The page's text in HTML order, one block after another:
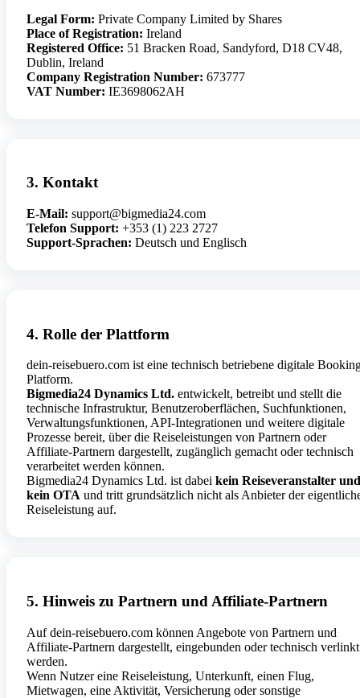
Legal Form: Private Company Limited by Shares
Place of Registration: Ireland
Registered Office: 51 Bracken Road, Sandyford, D18 CV48,
Dublin, Ireland
Company Registration Number: 673777
VAT Number: IE3698062AH
3. Kontakt
E-Mail: support@bigmedia24.com
Telefon Support: +353 (1) 223 2727
Support-Sprachen: Deutsch und Englisch
4. Rolle der Plattform
dein-reisebuero.com ist eine technisch betriebene digitale
Platform.
Bigmedia24 Dynamics Ltd. entwickelt, betreibt und stellt die
technische Infrastruktur, Benutzeroberflächen, Suchfunktionen,
Verwaltungsfunktionen, API-Integrationen und weitere digitale
Prozesse bereit, über die Reiseleistungen von Partnern oder
Affiliate-Partnern dargestellt, zugänglich gemacht oder technisch
verarbeitet werden können.
Bigmedia24 Dynamics Ltd. ist dabei kein Reiseveranstalter und
kein OTA und tritt grundsätzlich nicht als Anbieter der
Reiseleistung auf.
5. Hinweis zu Partnern und Affiliate-Partnern
Auf dein-reisebuero.com können Angebote von Partnern und
Affiliate-Partnern dargestellt, eingebunden oder technisch verlinkt
werden.
Wenn Nutzer eine Reiseleistung, Unterkunft, einen Flug,
Mietwagen, eine Aktivität, Versicherung oder sonstige